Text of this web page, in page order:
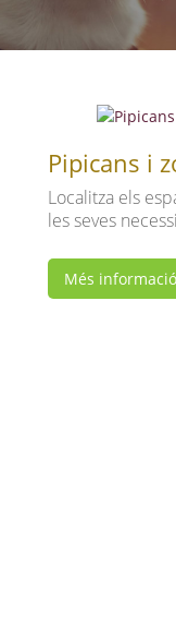
Pipicans i
Localitza els
les seves
Més informació